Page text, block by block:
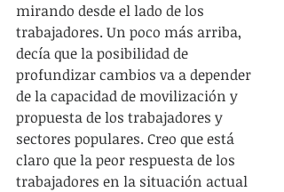
mirando desde el lado de los
trabajadores. Un poco más arriba,
decía que la posibilidad de
profundizar cambios va a depender
de la capacidad de movilización y
propuesta de los trabajadores y
sectores populares. Creo que está
claro que la peor respuesta de los
trabajadores en la situación actual